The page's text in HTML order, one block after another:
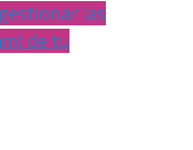
las
de tu